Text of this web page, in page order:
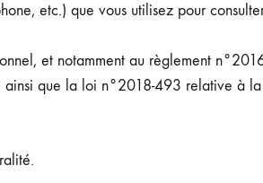
etc.) que vous utilisez pour
et notamment au règlement
que la loi n°2018-493 relative à